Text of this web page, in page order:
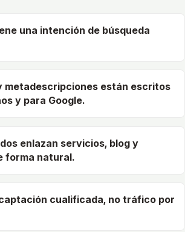
una intención de búsqueda
metadescripciones están escritos
y para Google.
enlazan servicios, blog y
forma natural.
cualificada, no tráfico por